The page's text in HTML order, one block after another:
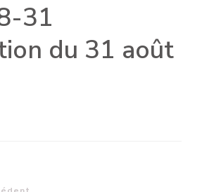
31
du 31 août